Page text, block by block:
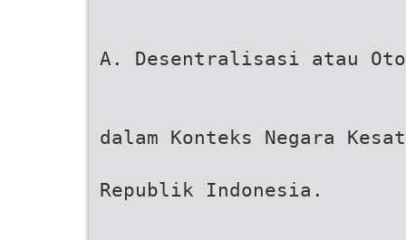
A. Desentralisasi atau
dalam Konteks Negara
Republik Indonesia.